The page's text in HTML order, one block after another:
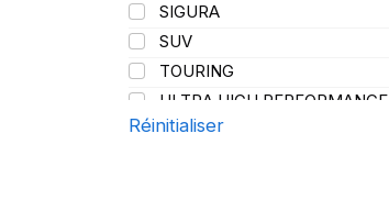
SIGURA
SUV
TOURING
ULTRA HIGH PERFORMANCE
Réinitialiser